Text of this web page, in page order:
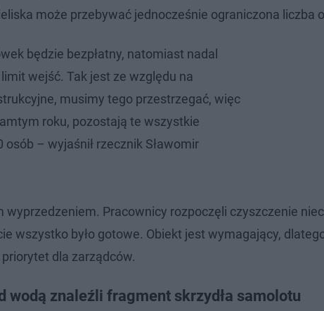
może przebywać jednocześnie ograniczona liczba
będzie bezpłatny, natomiast nadal
wejść. Tak jest ze względu na
musimy tego przestrzegać, więc
roku, pozostają te wszystkie
– wyjaśnił rzecznik Sławomir
wyprzedzeniem. Pracownicy rozpoczęli czyszczenie
wszystko było gotowe. Obiekt jest wymagający,
dla zarządców.
wodą znaleźli fragment skrzydła samolotu